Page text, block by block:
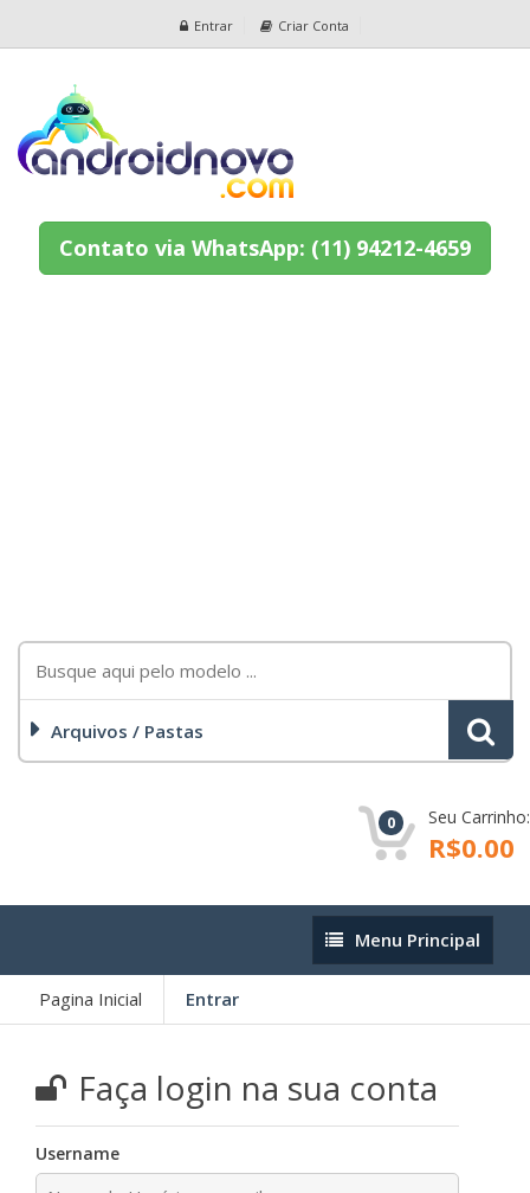
Entrar Criar Conta
Contato via WhatsApp: (11) 94212-4659
Arquivos / Pastas
0 Seu Carrinho:
R$0.00
Menu
Principal
Menu Principal
Pagina Inicial Entrar
Faça login na sua conta
Username